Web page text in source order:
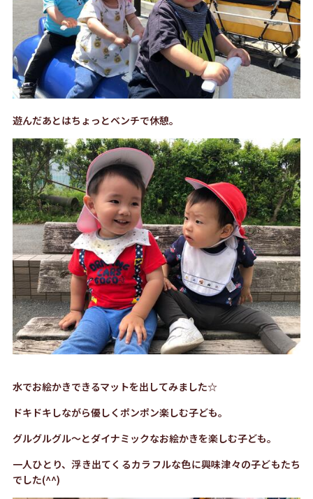
遊んだあとはちょっとベンチで休憩。
水でお絵かきできるマットを出してみました☆
ドキドキしながら優しくポンポン楽しむ子ども。
グルグルグル～とダイナミックなお絵かきを楽しむ子ども。
一人ひとり、浮き出てくるカラフルな色に興味津々の子どもたち
でした(^^)